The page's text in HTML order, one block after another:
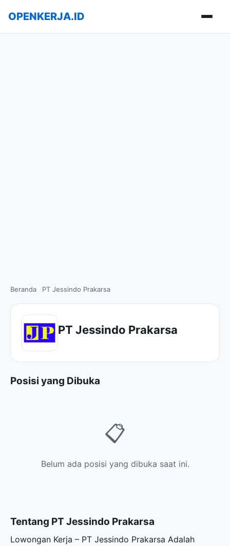
OPENKERJA.ID
Beranda PT Jessindo Prakarsa
PT Jessindo Prakarsa
Posisi yang Dibuka
📋
Belum ada posisi yang dibuka saat ini.
Tentang PT Jessindo Prakarsa
Lowongan Kerja – PT Jessindo Prakarsa Adalah